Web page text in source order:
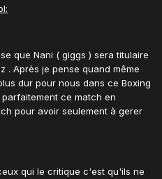
que Nani ( giggs ) sera titulaire
. Après je pense quand même
dur pour nous dans ce Boxing
ce match en
pour avoir seulement à gerer
qui le critique c'est qu'ils ne